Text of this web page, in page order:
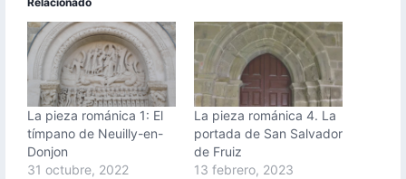
La pieza románica 1: El
tímpano de Neuilly-en-
Donjon
31 octubre, 2022
La pieza románica 4. La
portada de San Salvador
de Fruiz
13 febrero, 2023